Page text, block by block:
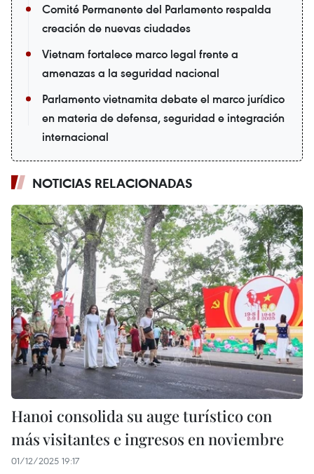
Comité Permanente del Parlamento respalda
creación de nuevas ciudades
Vietnam fortalece marco legal frente a
amenazas a la seguridad nacional
Parlamento vietnamita debate el marco jurídico
en materia de defensa, seguridad e integración
internacional
NOTICIAS RELACIONADAS
Hanoi consolida su auge turístico con
más visitantes e ingresos en noviembre
01/12/2025 19:17